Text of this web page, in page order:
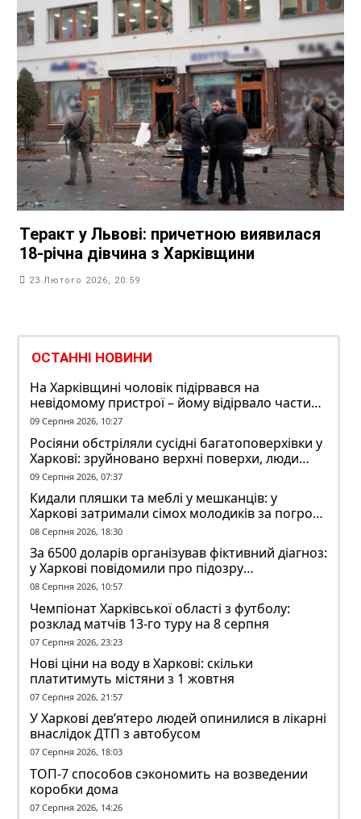
Теракт у Львові: причетною виявилася
18-річна дівчина з Харківщини
23 Лютого 2026, 20:59
ОСТАННІ НОВИНИ
На Харківщині чоловік підірвався на
невідомому пристрої – йому відірвало частину
руки
09 Серпня 2026, 10:27
Росіяни обстріляли сусідні багатоповерхівки у
Харкові: зруйновано верхні поверхи, люди
заблоковані
09 Серпня 2026, 07:37
Кидали пляшки та меблі у мешканців: у
Харкові затримали сімох молодиків за погром
у гуртожитку
08 Серпня 2026, 18:30
За 6500 доларів організував фіктивний діагноз:
у Харкові повідомили про підозру
ексзавідувачу психлікарні
08 Серпня 2026, 10:57
Чемпіонат Харківської області з футболу:
розклад матчів 13-го туру на 8 серпня
07 Серпня 2026, 23:23
Нові ціни на воду в Харкові: скільки
платитимуть містяни з 1 жовтня
07 Серпня 2026, 21:57
У Харкові дев’ятеро людей опинилися в лікарні
внаслідок ДТП з автобусом
07 Серпня 2026, 18:03
ТОП-7 способов сэкономить на возведении
коробки дома
07 Серпня 2026, 14:26